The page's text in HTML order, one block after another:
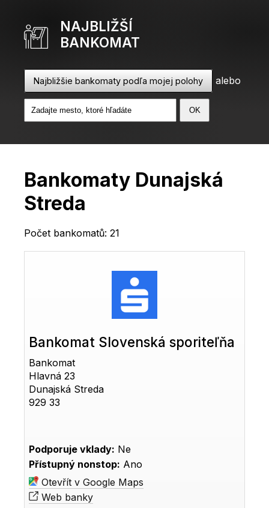
NAJBLIŽŠÍ
BANKOMAT
Najbližšie bankomaty podľa mojej polohy alebo
Bankomaty Dunajská
Streda
Počet bankomatů: 21
Bankomat Slovenská sporiteľňa
Bankomat
Hlavná 23
Dunajská Streda
929 33
Podporuje vklady: Ne
Přístupný nonstop: Ano
Otevřít v Google Maps
Web banky